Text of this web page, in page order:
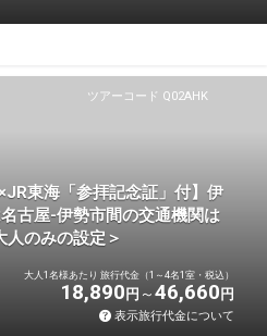
ツアーコード Q02AHK
東海「参拝記念証」付】伊
屋-伊勢市間の交通機関は
のみの設定＞
大人1名様あたり 旅行代金（1～4名1室・税込）
18,890 円 46,660 円
表示旅行代金について